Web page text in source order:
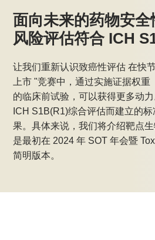
面向未来的药物安
风险评估符合 ICH
让我们重新认识致癌性评估 在快
上市 "竞赛中，通过实施证据权
的临床前试验，可以获得更多动
ICH S1B(R1)综合评估而建立的
果。具体来说，我们将介绍靶点
是最初在 2024 年 SOT 年会暨
简明版本。